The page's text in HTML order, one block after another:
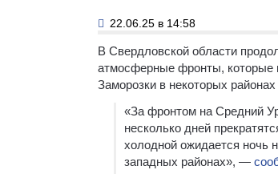
22.06.25 в 14:58
В Свердловской области
атмосферные фронты, которые
Заморозки в некоторых
«За фронтом на Средний
несколько дней
холодной ожидается ночь
западных районах», —